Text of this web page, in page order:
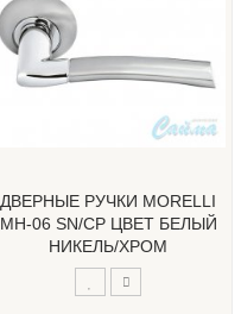
ДВЕРНЫЕ РУЧКИ MORELLI
MH-06 SN/CP ЦВЕТ БЕЛЫЙ
НИКЕЛЬ/ХРОМ